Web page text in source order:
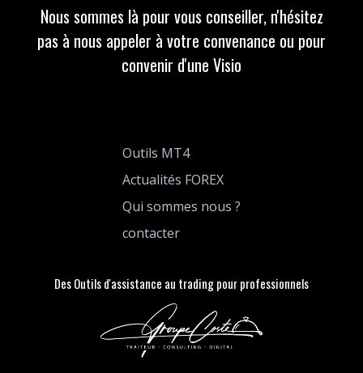
Nous sommes là pour vous conseiller, n'hésitez
pas à nous appeler à votre convenance ou pour
convenir d'une Visio
Outils MT4
Actualités FOREX
Qui sommes nous ?
contacter
Des Outils d'assistance au trading pour professionnels